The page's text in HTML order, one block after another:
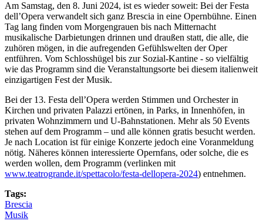
Am Samstag, den 8. Juni 2024, ist es wieder soweit: Bei der Festa
dell’Opera verwandelt sich ganz Brescia in eine Opernbühne. Einen
Tag lang finden vom Morgengrauen bis nach Mitternacht
musikalische Darbietungen drinnen und draußen statt, die alle, die
zuhören mögen, in die aufregenden Gefühlswelten der Oper
entführen. Vom Schlosshügel bis zur Sozial-Kantine - so vielfältig
wie das Programm sind die Veranstaltungsorte bei diesem italienweit
einzigartigen Fest der Musik.
Bei der 13. Festa dell’Opera werden Stimmen und Orchester in
Kirchen und privaten Palazzi ertönen, in Parks, in Innenhöfen, in
privaten Wohnzimmern und U-Bahnstationen. Mehr als 50 Events
stehen auf dem Programm – und alle können gratis besucht werden.
Je nach Location ist für einige Konzerte jedoch eine Voranmeldung
nötig. Näheres können interessierte Opernfans, oder solche, die es
werden wollen, dem Programm (verlinken mit
www.teatrogrande.it/spettacolo/festa-dellopera-2024) entnehmen.
Tags:
Brescia
Musik